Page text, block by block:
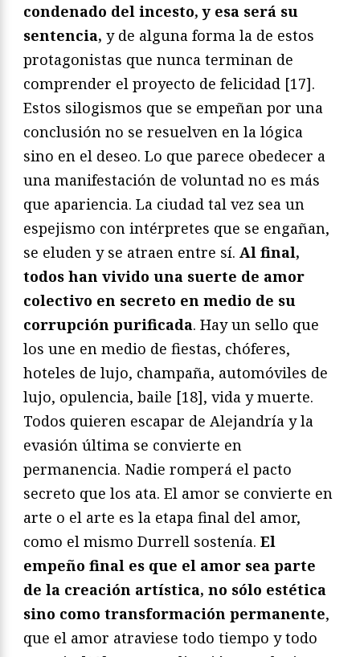
condenado del incesto, y esa será su
sentencia, y de alguna forma la de estos
protagonistas que nunca terminan de
comprender el proyecto de felicidad [17].
Estos silogismos que se empeñan por una
conclusión no se resuelven en la lógica
sino en el deseo. Lo que parece obedecer a
una manifestación de voluntad no es más
que apariencia. La ciudad tal vez sea un
espejismo con intérpretes que se engañan,
se eluden y se atraen entre sí. Al final,
todos han vivido una suerte de amor
colectivo en secreto en medio de su
corrupción purificada. Hay un sello que
los une en medio de fiestas, chóferes,
hoteles de lujo, champaña, automóviles de
lujo, opulencia, baile [18], vida y muerte.
Todos quieren escapar de Alejandría y la
evasión última se convierte en
permanencia. Nadie romperá el pacto
secreto que los ata. El amor se convierte en
arte o el arte es la etapa final del amor,
como el mismo Durrell sostenía. El
empeño final es que el amor sea parte
de la creación artística, no sólo estética
sino como transformación permanente,
que el amor atraviese todo tiempo y todo